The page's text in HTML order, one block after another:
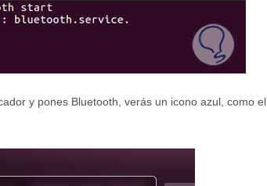
y pones Bluetooth, verás un icono azul, como el